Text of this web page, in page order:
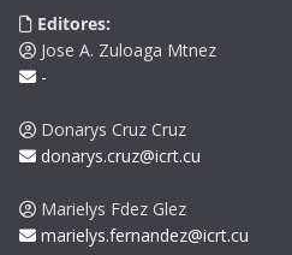
Editores:
Jose A. Zuloaga Mtnez
-
Donarys Cruz Cruz
donarys.cruz@icrt.cu
Marielys Fdez Glez
marielys.fernandez@icrt.cu